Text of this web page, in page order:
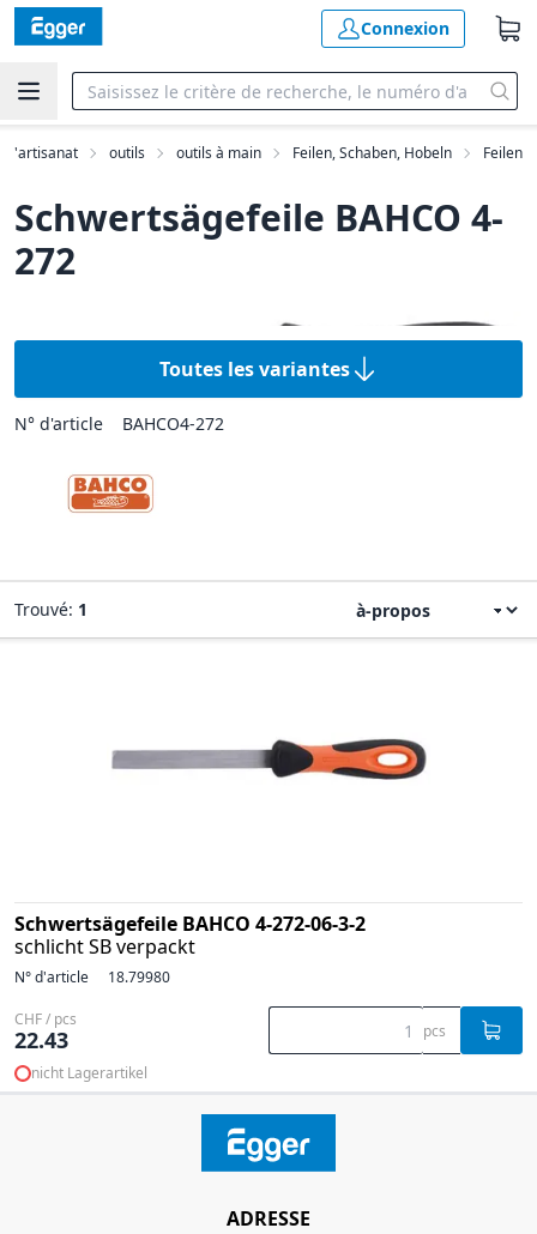
Connexion
d'artisanat outils outils à main Feilen, Schaben, Hobeln Feilen
Schwertsägefeile BAHCO 4-
272
Toutes les variantes
N° d'article BAHCO4-272
Trouvé: 1
Schwertsägefeile BAHCO 4-272-06-3-2
schlicht SB verpackt
N° d'article 18.79980
CHF / pcs
22.43 pcs
nicht Lagerartikel
ADRESSE